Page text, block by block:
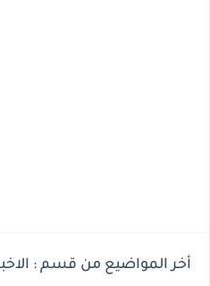
أخر المواضيع من قسم :